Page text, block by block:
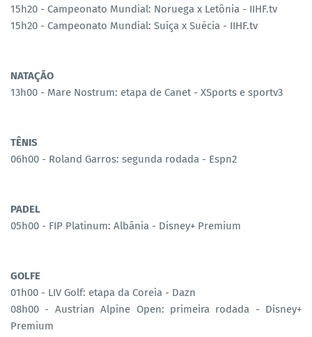
15h20 - Campeonato Mundial: Noruega x Letônia - IIHF.tv
15h20 - Campeonato Mundial: Suíça x Suécia - IIHF.tv
NATAÇÃO
13h00 - Mare Nostrum: etapa de Canet - XSports e sportv3
TÊNIS
06h00 - Roland Garros: segunda rodada - Espn2
PADEL
05h00 - FIP Platinum: Albânia - Disney+ Premium
GOLFE
01h00 - LIV Golf: etapa da Coreia - Dazn
08h00 - Austrian Alpine Open: primeira rodada - Disney+
Premium